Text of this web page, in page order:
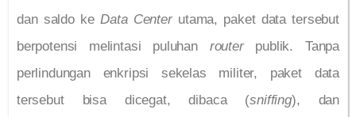
dan saldo keData Centerutama, paket data tersebut
berpotensi melintasi puluhan routerpublik. Tanpa
perlindungan enkripsi sekelas militer, paket data
tersebut bisa dicegat, dibaca (sniffing), dan